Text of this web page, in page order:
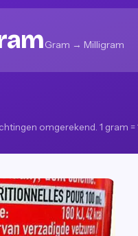
Gram → Milligram
omgerekend. 1 gram =